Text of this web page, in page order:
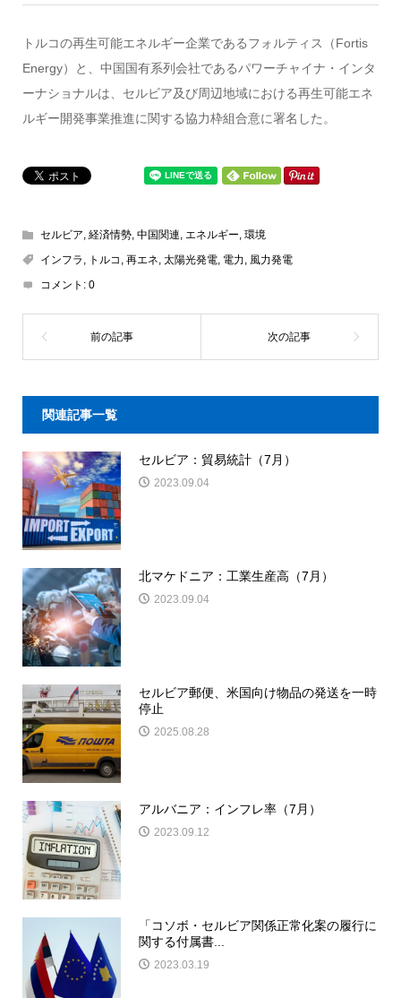
トルコの再生可能エネルギー企業であるフォルティス（Fortis
Energy）と、中国国有系列会社であるパワーチャイナ・インタ
ーナショナルは、セルビア及び周辺地域における再生可能エネ
ルギー開発事業推進に関する協力枠組合意に署名した。
セルビア, 経済情勢, 中国関連, エネルギー, 環境
インフラ , トルコ , 再エネ, 太陽光発電, 電力, 風力発電
コメント: 0
関連記事一覧
セルビア：貿易統計（7月）
2023.09.04
北マケドニア：工業生産高（7月）
2023.09.04
セルビア郵便、米国向け物品の発送を一時
停止
2025.08.28
アルバニア：インフレ率（7月）
2023.09.12
「コソボ・セルビア関係正常化案の履行に
関する付属書...
2023.03.19